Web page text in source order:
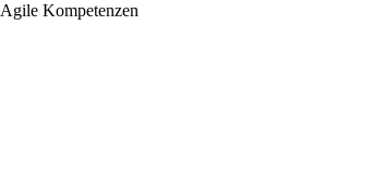
Agile Kompetenzen